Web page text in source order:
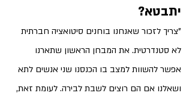
יתבטא?
"צריך לזכור שאנחנו בוחנים סיטואציה חברתית
לא סטנדרטית. את המבחן הראשון שתארנו
אפשר להשוות למצב בו הכנסנו שני אנשים לתא
ושאלנו אם הם רוצים לשבת לבירה. לעומת זאת,